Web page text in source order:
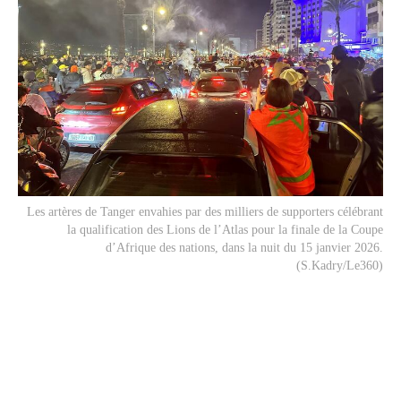
Les artères de Tanger envahies par des milliers de supporters célébrant
la qualification des Lions de l’Atlas pour la finale de la Coupe
d’Afrique des nations, dans la nuit du 15 janvier 2026.
(S.Kadry/Le360)